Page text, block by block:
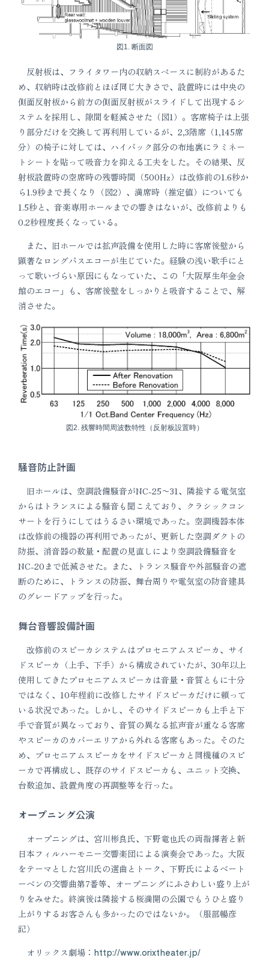
図1. 断面図
反射板は、フライタワー内の収納スペースに制約があるた
め、収納時は改修前とほぼ同じ大きさで、設置時には中央の
側面反射板から前方の側面反射板がスライドして出現するシ
ステムを採用し、隙間を軽減させた（図1）。客席椅子は上張
り部分だけを交換して再利用しているが、2,3階席（1,145席
分）の椅子に対しては、ハイバック部分の布地裏にラミネー
トシートを貼って吸音力を抑える工夫をした。その結果、反
射板設置時の空席時の残響時間（500Hz）は改修前の1.6秒か
ら1.9秒まで長くなり（図2）、満席時（推定値）についても
1.5秒と、音楽専用ホールまでの響きはないが、改修前よりも
0.2秒程度長くなっている。
また、旧ホールでは拡声設備を使用した時に客席後壁から
顕著なロングパスエコーが生じていた。経験の浅い歌手にと
って歌いづらい原因にもなっていた、この「大阪厚生年金会
館のエコー」も、客席後壁をしっかりと吸音することで、解
消させた。
図2. 残響時間周波数特性（反射板設置時）
騒音防止計画
旧ホールは、空調設備騒音がNC-25〜31、隣接する電気室
からはトランスによる騒音も聞こえており、クラシックコン
サートを行うにしてはうるさい環境であった。空調機器本体
は改修前の機器の再利用であったが、更新した空調ダクトの
防振、消音器の数量・配置の見直しにより空調設備騒音を
NC-20まで低減させた。また、トランス騒音や外部騒音の遮
断のために、トランスの防振、舞台周りや電気室の防音建具
のグレードアップを行った。
舞台音響設備計画
改修前のスピーカシステムはプロセニアムスピーカ、サイ
ドスピーカ（上手、下手）から構成されていたが、30年以上
使用してきたプロセニアムスピーカは音量・音質ともに十分
ではなく、10年程前に改修したサイドスピーカだけに頼って
いる状況であった。しかし、そのサイドスピーカも上手と下
手で音質が異なっており、音質の異なる拡声音が重なる客席
やスピーカのカバーエリアから外れる客席もあった。そのた
め、プロセニアムスピーカをサイドスピーカと同機種のスピ
ーカで再構成し、既存のサイドスピーカも、ユニット交換、
台数追加、設置角度の再調整等を行った。
オープニング公演
オープニングは、宮川彬良氏、下野竜也氏の両指揮者と新
日本フィルハーモニー交響楽団による演奏会であった。大阪
をテーマとした宮川氏の選曲とトーク、下野氏によるベート
ーベンの交響曲第7番等、オープニングにふさわしい盛り上が
りをみせた。終演後は隣接する桜満開の公園でもうひと盛り
上がりするお客さんも多かったのではないか。（服部暢彦
記）
オリックス劇場： http://www.orixtheater.jp/